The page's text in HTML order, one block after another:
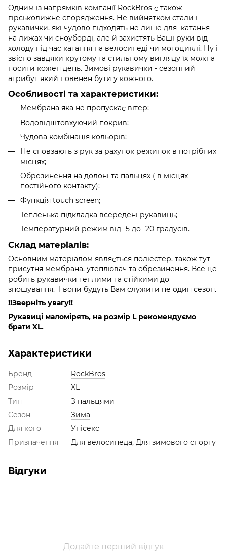
Одним із напрямків компанії RockBros є також
гірськолижне спорядження. Не вийнятком стали і
рукавички, які чудово підходять не лише для катання
на лижах чи сноуборді, але й захистять Ваші руки від
холоду під час катання на велосипеді чи мотоциклі. Ну і
звісно завдяки крутому та стильному вигляду їх можна
носити кожен день. Зимові рукавички - сезонний
атрибут який повенен бути у кожного.
Особливості та характеристики:
Мембрана яка не пропускає вітер;
Водовідштовхуючий покрив;
Чудова комбінація кольорів;
Не сповзають з рук за рахунок режинок в потрібних
місцях;
Обрезинення на долоні та пальцях ( в місцях
постійного контакту);
Функція touch screen;
Тепленька підкладка всередені рукавиць;
Температурний режим від -5 до -20 градусів.
Склад матеріалів:
Основним матеріалом являється поліестер, також тут
присутня мембрана, утеплювач та обрезинення. Все це
робить рукавички теплими та стійкими до
зношування. І вони будуть Вам служити не один сезон.
!!Зверніть увагу!!
Рукавиці маломірять, на розмір L рекомендуємо
брати XL.
Характеристики
Бренд
RockBros
Розмір
XL
Тип
З пальцями
Сезон
Зима
Для кого
Унісекс
Призначення
Для велосипеда, Для зимового спорту
Відгуки
Додайте перший відгук